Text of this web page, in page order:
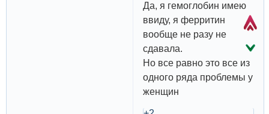
Да, я гемоглобин имею
ввиду, я ферритин
вообще не разу не
сдавала.
Но все равно это все из
одного ряда проблемы у
женщин